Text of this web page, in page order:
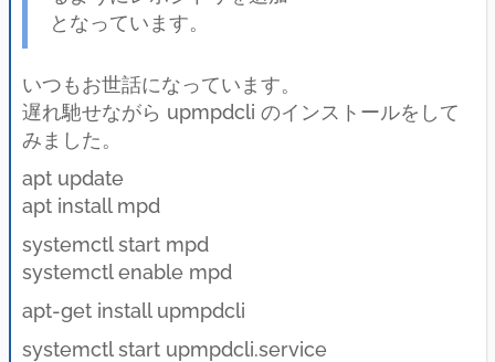
となっています。
いつもお世話になっています。
遅れ馳せながら upmpdcli のインストールをして
みました。
apt update
apt install mpd
systemctl start mpd
systemctl enable mpd
apt-get install upmpdcli
systemctl start upmpdcli.service